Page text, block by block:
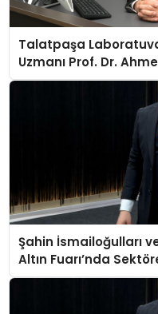
Talatpaşa
Uzmanı Prof. Dr.
Şahin İsmailoğulları
Altın Fuarı’nda